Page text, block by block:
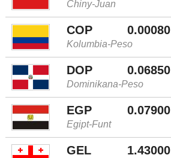
Chiny-Juan
COP 0.00080
Kolumbia-Peso
DOP 0.06850
Dominikana-Peso
EGP 0.07900
Egipt-Funt
GEL 1.43000